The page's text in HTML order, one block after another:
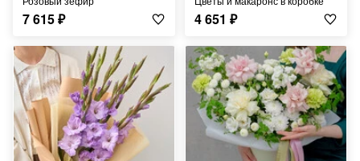
7 615₽ 4 651 ₽